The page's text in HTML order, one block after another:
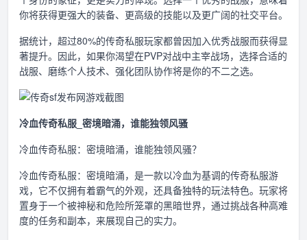
你将获得更强大的装备、更高级的技能以及更广阔的社交平台。
据统计，超过80%的传奇私服玩家都曾因加入优秀战服而获得显
著提升。因此，如果你渴望在PVP对战中主宰战场，选择合适的
战服、磨练个人技术、强化团队协作将是你的不二之选。
冷血传奇私服_密境暗涌，谁能独领风骚
冷血传奇私服：密境暗涌，谁能独领风骚？
冷血传奇私服：密境暗涌，是一款以冷血为基调的传奇私服游
戏，它不仅拥有着霸气的外观，还具备独特的玩法特色。玩家将
置身于一个被神秘和危险所笼罩的黑暗世界，通过挑战各种高难
度的任务和副本，来展现自己的实力。